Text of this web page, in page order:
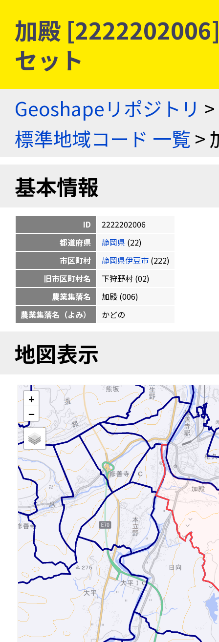
加殿
セット
Geoshapeリポジトリ >
標準地域コード 一覧>
基本情報
ID
2222202006
都道府県
静岡県 (22)
市区町村
静岡県伊豆市 (222)
旧市区町村名
下狩野村 (02)
農業集落名
加殿 (006)
農業集落名（よみ）
かどの
地図表示
+
−